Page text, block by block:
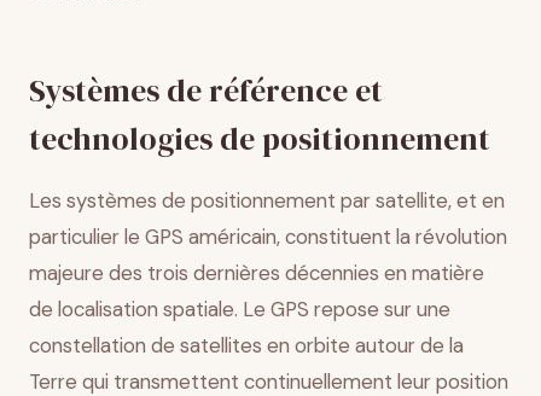
Systèmes de référence et
technologies de positionnement
Les systèmes de positionnement par satellite, et en
particulier le GPS américain, constituent la révolution
majeure des trois dernières décennies en matière
de localisation spatiale. Le GPS repose sur une
constellation de satellites en orbite autour de la
Terre qui transmettent continuellement leur position